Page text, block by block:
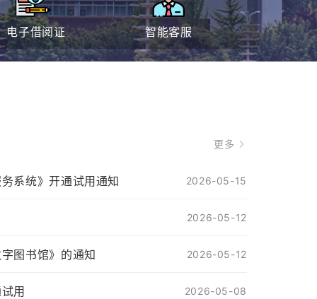
电子借阅证 智能客服
更多
系统》开通试用通知 2026-05-15
2026-05-12
图书馆》的通知 2026-05-12
用 2026-05-08